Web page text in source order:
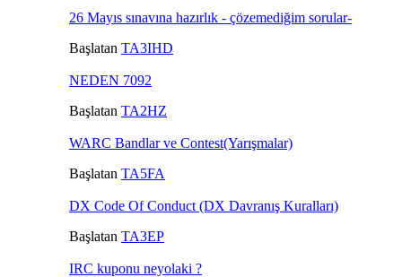
26 Mayıs sınavına hazırlık - çözemediğim sorular-
Başlatan TA3IHD
NEDEN 7092
Başlatan TA2HZ
WARC Bandlar ve Contest(Yarışmalar)
Başlatan TA5FA
DX Code Of Conduct (DX Davranış Kuralları)
Başlatan TA3EP
IRC kuponu neyolaki ?